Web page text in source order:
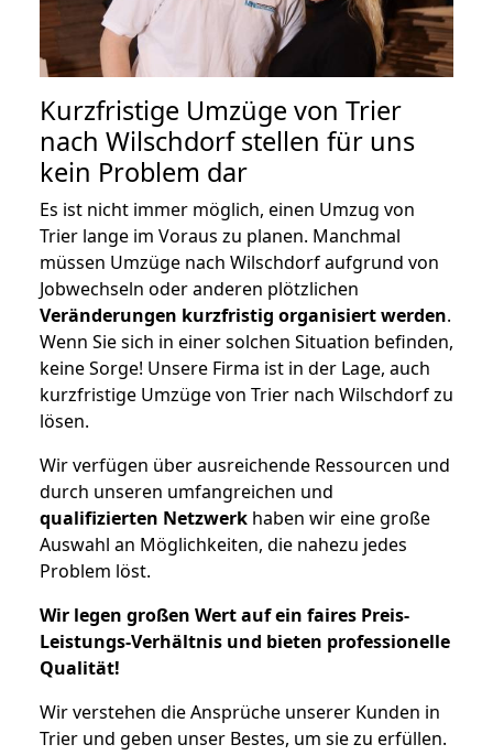
Kurzfristige Umzüge von Trier
nach Wilschdorf stellen für uns
kein Problem dar
Es ist nicht immer möglich, einen Umzug von
Trier lange im Voraus zu planen. Manchmal
müssen Umzüge nach Wilschdorf aufgrund von
Jobwechseln oder anderen plötzlichen
Veränderungen kurzfristig organisiert werden.
Wenn Sie sich in einer solchen Situation befinden,
keine Sorge! Unsere Firma ist in der Lage, auch
kurzfristige Umzüge von Trier nach Wilschdorf zu
lösen.
Wir verfügen über ausreichende Ressourcen und
durch unseren umfangreichen und
qualifizierten Netzwerk haben wir eine große
Auswahl an Möglichkeiten, die nahezu jedes
Problem löst.
Wir legen großen Wert auf ein faires Preis-
Leistungs-Verhältnis und bieten professionelle
Qualität!
Wir verstehen die Ansprüche unserer Kunden in
Trier und geben unser Bestes, um sie zu erfüllen.